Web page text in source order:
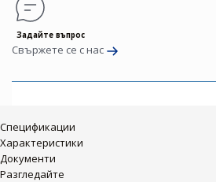
Задайте въпрос
Свържете се с нас
Спецификации
Характеристики
Документи
Разгледайте